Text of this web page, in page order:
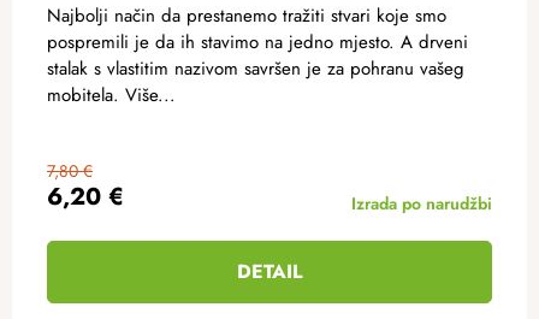
6,20 €
7,80 €
Izrada po narudžbi
DETAIL
Najbolji način da prestanemo tražiti stvari koje smo
pospremili je da ih stavimo na jedno mjesto. A drveni
stalak s vlastitim nazivom savršen je za pohranu vašeg
mobitela. Više...